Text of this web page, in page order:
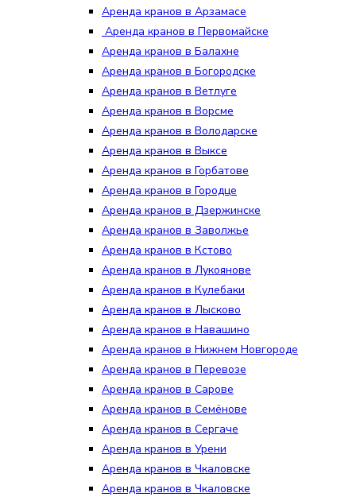
Аренда кранов в Арзамасе
Аренда кранов в Первомайске
Аренда кранов в Балахне
Аренда кранов в Богородске
Аренда кранов в Ветлуге
Аренда кранов в Ворсме
Аренда кранов в Володарске
Аренда кранов в Выксе
Аренда кранов в Горбатове
Аренда кранов в Городце
Аренда кранов в Дзержинске
Аренда кранов в Заволжье
Аренда кранов в Кстово
Аренда кранов в Лукоянове
Аренда кранов в Кулебаки
Аренда кранов в Лысково
Аренда кранов в Навашино
Аренда кранов в Нижнем Новгороде
Аренда кранов в Перевозе
Аренда кранов в Сарове
Аренда кранов в Семёнове
Аренда кранов в Сергаче
Аренда кранов в Урени
Аренда кранов в Чкаловске
Аренда кранов в Чкаловске